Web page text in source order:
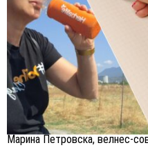
Марина Петровска, велнес-